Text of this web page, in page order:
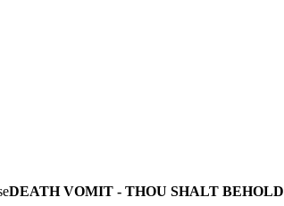
DEATH VOMIT - THOU SHALT BEHOLD